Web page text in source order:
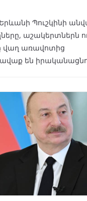
Պուշկինի
աշակերտներն
վաղ առավոտից
են